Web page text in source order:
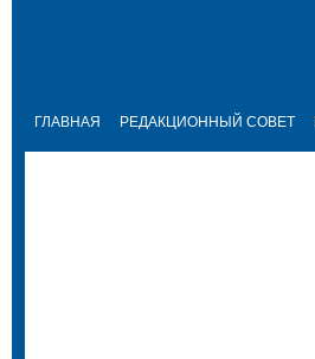
ГЛАВНАЯ РЕДАКЦИОННЫЙ СОВЕТ